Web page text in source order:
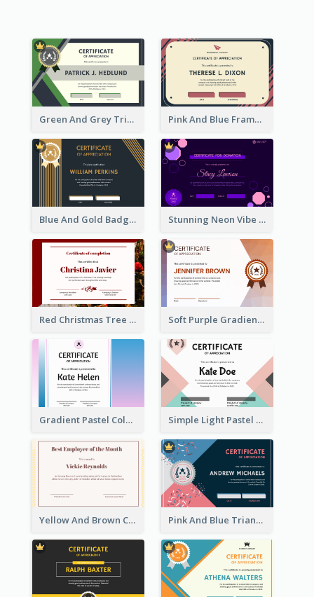
Green And Grey Triangles With Badge Certificate Pink And Blue Frame Company Certificate
Blue And Gold Badge Appreciation Certificate Stunning Neon Vibe Hexagonal Certificate Design
Red Christmas Tree Triangle Photo Certificate Soft Purple Gradient Certificate
Gradient Pastel Color Certificate Simple Light Pastel Certificate
Yellow And Brown Certificate Of Recommendation Pink And Blue Triangles Confetti Celebration Certificate